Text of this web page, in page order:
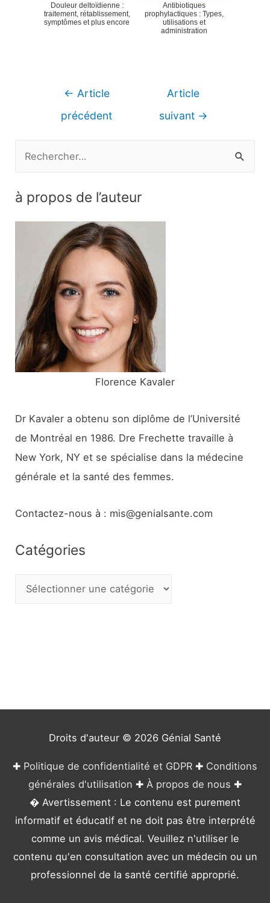
Douleur deltoïdienne :
traitement, rétablissement,
symptômes et plus encore
Antibiotiques
prophylactiques : Types,
utilisations et
administration
Navigation
← Article
précédent
Article
suivant →
h
:
à propos de l’auteur
Florence Kavaler
Dr Kavaler a obtenu son diplôme de l’Université
de Montréal en 1986. Dre Frechette travaille à
New York, NY et se spécialise dans la médecine
générale et la santé des femmes.
Contactez-nous à : mis@genialsante.com
Catégories
Droits d'auteur © 2026 Génial Santé
✚ Politique de confidentialité et GDPR ✚ Conditions
générales d'utilisation ✚ À propos de nous ✚
� Avertissement : Le contenu est purement
informatif et éducatif et ne doit pas être interprété
comme un avis médical. Veuillez n'utiliser le
contenu qu'en consultation avec un médecin ou un
professionnel de la santé certifié approprié.